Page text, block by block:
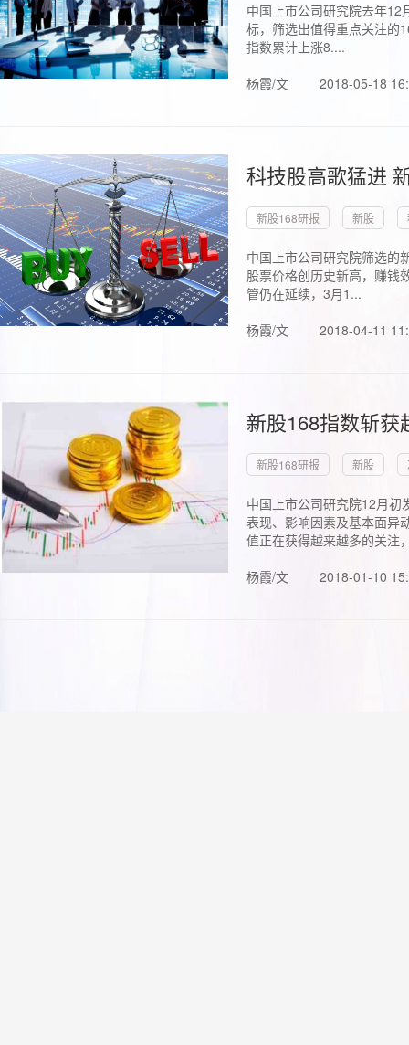
中国上市公司研究院去年
标，筛选出值得重点关注的
指数累计上涨8....
杨霞/文
2018-05-18
科技股高歌猛进
新股168研报 新股
中国上市公司研究院筛选的
股票价格创历史新高，赚钱
管仍在延续，3月1...
杨霞/文
2018-04-11
新股168指数斩
新股168研报 新股
中国上市公司研究院12月初
表现、影响因素及基本面异
值正在获得越来越多的关注
杨霞/文
2018-01-10